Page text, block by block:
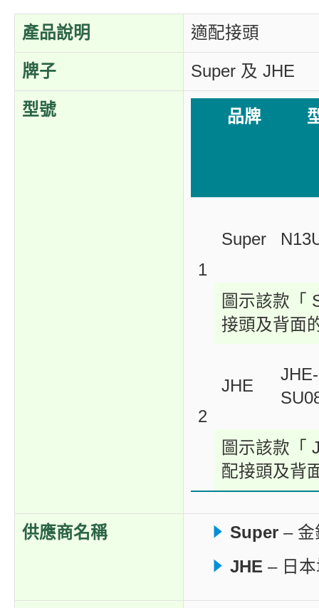
產品說明 適配接頭
牌子 Super 及 JHE
型號 品牌
1
Super
圖示該款「
接頭及背面
2
JHE
JHE-
圖示該款「
配接頭及背
供應商名稱 Super – 金
JHE – 日